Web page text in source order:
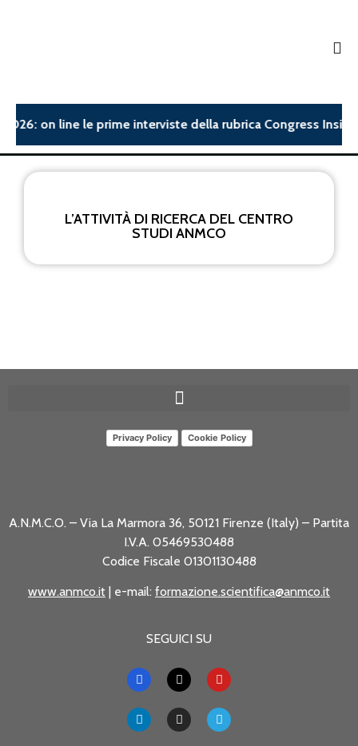
on line le prime interviste della rubrica Congress
L’ATTIVITÀ DI RICERCA DEL CENTRO
STUDI ANMCO
Privacy Policy Cookie Policy
A.N.M.C.O. – Via La Marmora 36, 50121 Firenze (Italy) – Partita
I.V.A. 05469530488
Codice Fiscale 01301130488
www.anmco.it | e-mail: formazione.scientifica@anmco.it
SEGUICI SU